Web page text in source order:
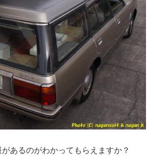
あるのがわかってもらえますか？